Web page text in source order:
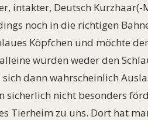
intakter, Deutsch
noch in die richtigen
Köpfchen und möchte
würden weder den
dann wahrscheinlich
sicherlich nicht besonders
Tierheim zu uns. Dort hat